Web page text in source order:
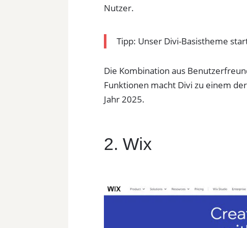
Nutzer.
Tipp: Unser Divi-Basistheme
Die Kombination aus
Funktionen macht Divi zu einem
Jahr 2025.
2. Wix